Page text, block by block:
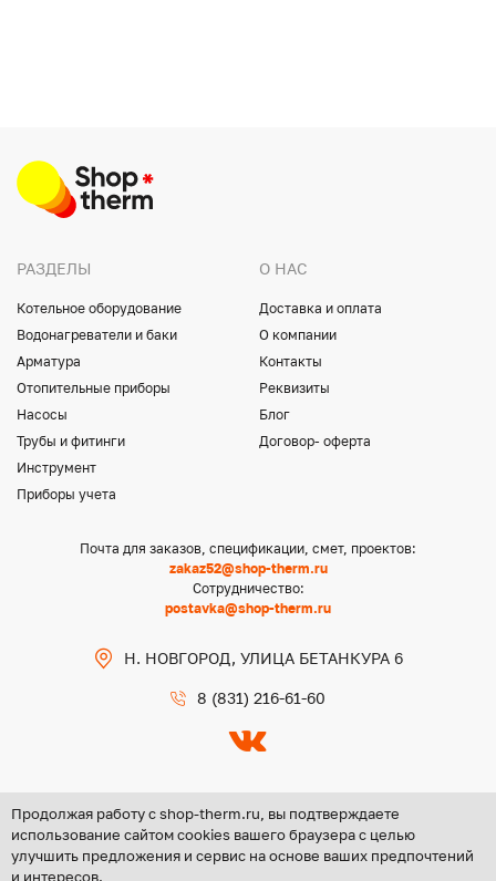
РАЗДЕЛЫ
Котельное оборудование
Водонагреватели и баки
Арматура
Отопительные приборы
Насосы
Трубы и фитинги
Инструмент
Приборы учета
О НАС
Доставка и оплата
О компании
Контакты
Реквизиты
Блог
Договор- оферта
Почта для заказов, спецификации, смет, проектов:
zakaz52@shop-therm.ru
Сотрудничество:
postavka@shop-therm.ru
Н. НОВГОРОД, УЛИЦА БЕТАНКУРА 6
8 (831) 216-61-60
Copyright @ 2026 ООО «ЦЕНТР ГРУПП НН»
Продолжая работу с shop-therm.ru, вы подтверждаете
использование сайтом cookies вашего браузера с целью
улучшить предложения и сервис на основе ваших предпочтений
и интересов.